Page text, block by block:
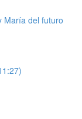
María del futuro